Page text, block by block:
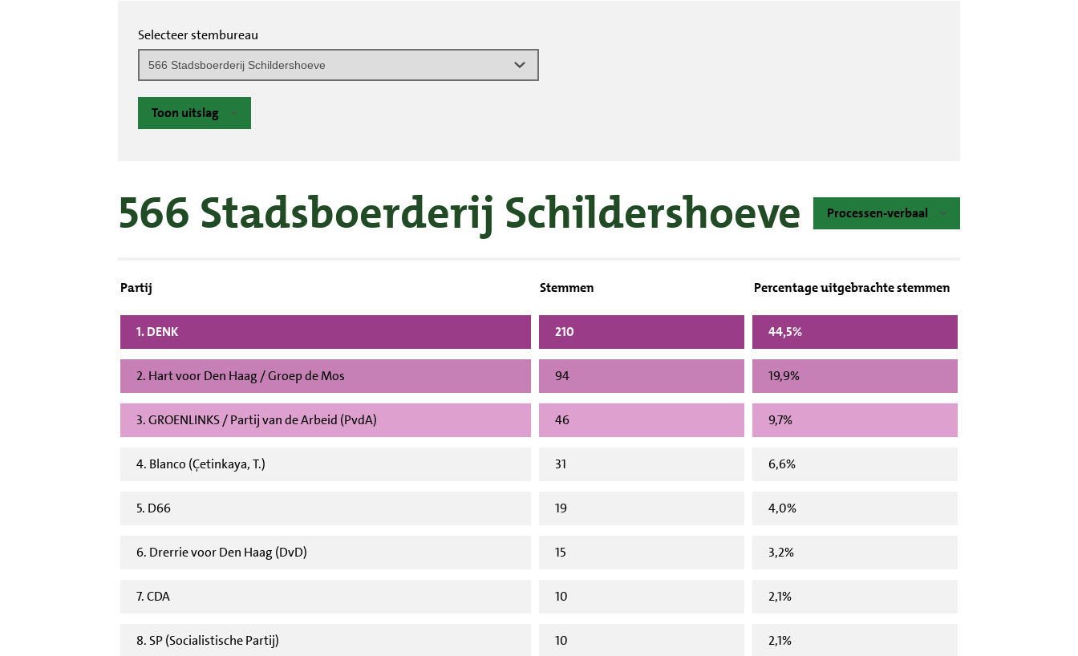
Selecteer stembureau
Toon uitslag
566 Stadsboerderij Schildershoeve Processen-verbaal
Partij Stemmen Percentage uitgebrachte stemmen
1. DENK 210 44,5%
2. Hart voor Den Haag / Groep de Mos 94 19,9%
3. GROENLINKS / Partij van de Arbeid (PvdA) 46 9,7%
4. Blanco (Çetinkaya, T.) 31 6,6%
5. D66 19 4,0%
6. Drerrie voor Den Haag (DvD) 15 3,2%
7. CDA 10 2,1%
8. SP (Socialistische Partij) 10 2,1%